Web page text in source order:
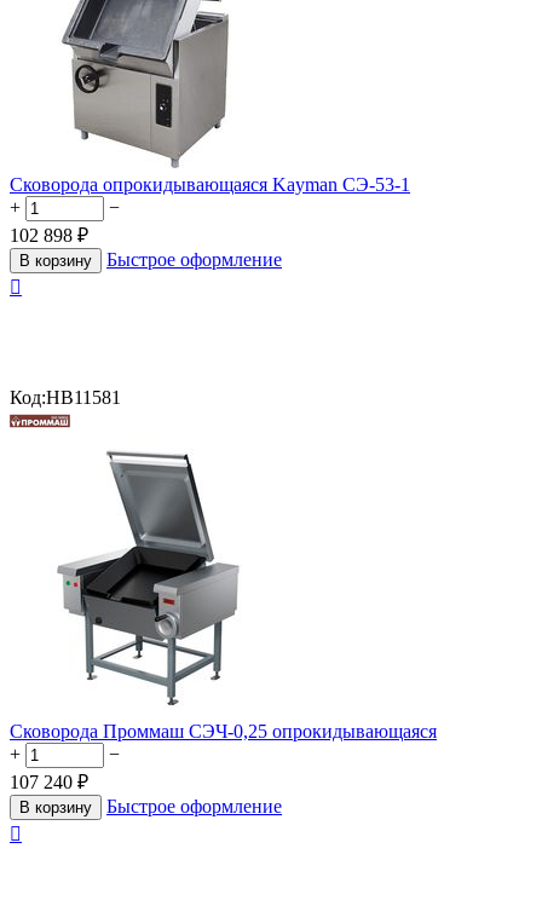
Сковорода опрокидывающаяся Kayman СЭ-53-1
+
−
102 898 ₽
В корзину
Быстрое оформление

Код:HB11581
Сковорода Проммаш СЭЧ-0,25 опрокидывающаяся
+
−
107 240 ₽
В корзину
Быстрое оформление
